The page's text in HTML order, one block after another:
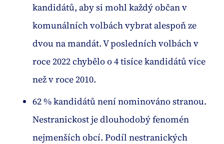
kandidátů, aby si mohl každý občan v
komunálních volbách vybrat alespoň ze
dvou na mandát. V posledních volbách v
roce 2022 chybělo o 4 tisíce kandidátů více
než v roce 2010.
62 % kandidátů není nominováno stranou.
Nestranickost je dlouhodobý fenomén
nejmenších obcí. Podíl nestranických